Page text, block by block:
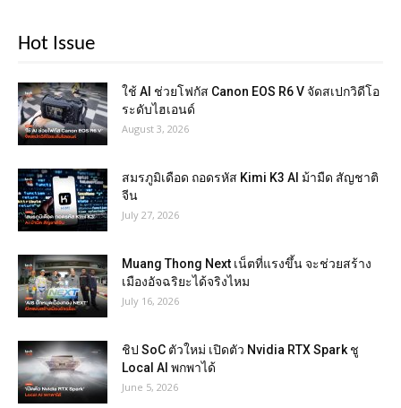
Hot Issue
ใช้ AI ช่วยโฟกัส Canon EOS R6 V จัดสเปกวิดีโอ
ระดับไฮเอนด์
August 3, 2026
สมรภูมิเดือด ถอดรหัส Kimi K3 AI ม้ามืด สัญชาติ
จีน
July 27, 2026
Muang Thong Next เน็ตที่แรงขึ้น จะช่วยสร้าง
เมืองอัจฉริยะได้จริงไหม
July 16, 2026
ชิป SoC ตัวใหม่ เปิดตัว Nvidia RTX Spark ชู
Local AI พกพาได้
June 5, 2026